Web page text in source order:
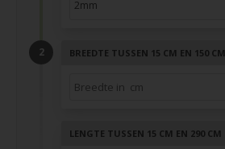
BREEDTE TUSSEN 15 CM EN 150 CM
LENGTE TUSSEN 15 CM EN 290 CM